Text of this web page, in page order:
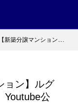
ルグラン飯塚中央リバーテラス Youtube公開致しました✨
ョン】ルグ
公